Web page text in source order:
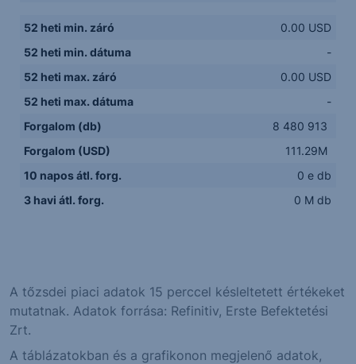
52 heti min. záró
0.00 USD
52 heti min. dátuma
-
52 heti max. záró
0.00 USD
52 heti max. dátuma
-
Forgalom (db)
8 480 913
Forgalom (USD)
111.29M
10 napos átl. forg.
0 e db
3 havi átl. forg.
0 M db
A tőzsdei piaci adatok 15 perccel késleltetett értékeket
mutatnak. Adatok forrása: Refinitiv, Erste Befektetési
Zrt.
A táblázatokban és a grafikonon megjelenő adatok,